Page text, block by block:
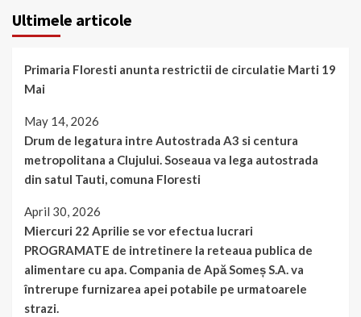
Ultimele articole
Primaria Floresti anunta restrictii de circulatie Marti 19
Mai
May 14, 2026
Drum de legatura intre Autostrada A3 si centura
metropolitana a Clujului. Soseaua va lega autostrada
din satul Tauti, comuna Floresti
April 30, 2026
Miercuri 22 Aprilie se vor efectua lucrari
PROGRAMATE de intretinere la reteaua publica de
alimentare cu apa. Compania de Apă Someș S.A. va
întrerupe furnizarea apei potabile pe urmatoarele
strazi.